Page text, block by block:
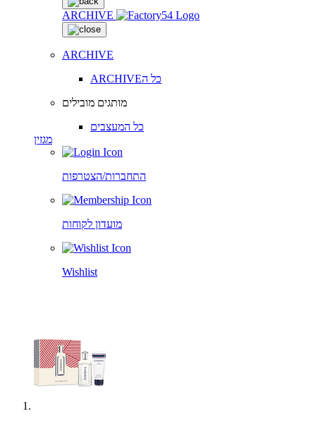
ARCHIVE
ARCHIVE
ARCHIVEכל ה
מותגים מובילים
כל המעצבים
מגזין
התחברות/הצטרפות
מועדון לקוחות
Wishlist